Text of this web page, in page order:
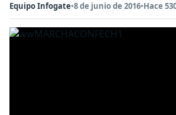
Equipo Infogate•8 de junio de 2016•Hace